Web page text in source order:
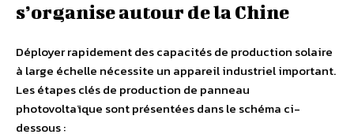
s’organise autour de la Chine
Déployer rapidement des capacités de production solaire
à large échelle nécessite un appareil industriel important.
Les étapes clés de production de panneau
photovoltaïque sont présentées dans le schéma ci-
dessous :